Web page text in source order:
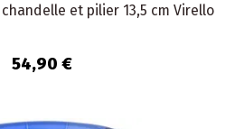
et pilier 13,5 cm Virello
54,90 €